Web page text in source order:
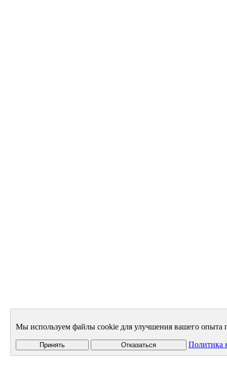
Мы используем файлы cookie для улучшения вашего опыта
Принять Отказаться Политика